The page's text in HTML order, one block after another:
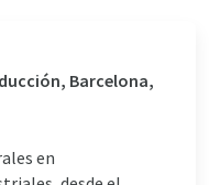
Barcelona,
en